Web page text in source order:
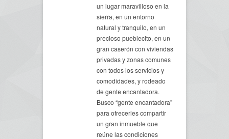
un lugar maravilloso en la
sierra, en un entorno
natural y tranquilo, en un
precioso pueblecito, en un
gran caserón con viviendas
privadas y zonas comunes
con todos los servicios y
comodidades, y rodeado
de gente encantadora.
Busco “gente encantadora”
para ofrecerles compartir
un gran inmueble que
reúne las condiciones